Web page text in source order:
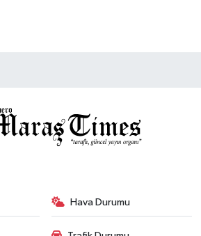
Hava Durumu